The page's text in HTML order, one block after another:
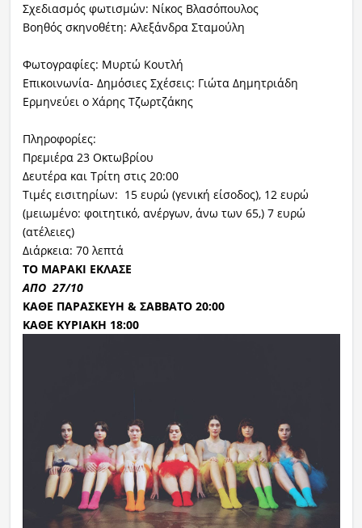
Σχεδιασμός φωτισμών: Νίκος Βλασόπουλος
Βοηθός σκηνοθέτη: Αλεξάνδρα Σταμούλη
Φωτογραφίες: Μυρτώ Κουτλή
Επικοινωνία- Δημόσιες Σχέσεις: Γιώτα Δημητριάδη
Ερμηνεύει ο Χάρης Τζωρτζάκης
Πληροφορίες:
Πρεμιέρα 23 Οκτωβρίου
Δευτέρα και Τρίτη στις 20:00
Τιμές εισιτηρίων: 15 ευρώ (γενική είσοδος), 12 ευρώ
(μειωμένο: φοιτητικό, ανέργων, άνω των 65,) 7 ευρώ
(ατέλειες)
Διάρκεια: 70 λεπτά
ΤΟ ΜΑΡΑΚΙ ΕΚΛΑΣΕ
ΑΠΟ 27/10
ΚΑΘΕ ΠΑΡΑΣΚΕΥΗ & ΣΑΒΒΑΤΟ 20:00
ΚΑΘΕ ΚΥΡΙΑΚΗ 18:00